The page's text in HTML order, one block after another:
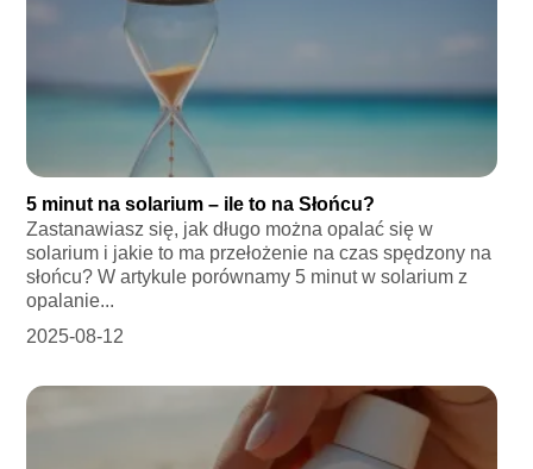
5 minut na solarium – ile to na Słońcu?
Zastanawiasz się, jak długo można opalać się w
solarium i jakie to ma przełożenie na czas spędzony na
słońcu? W artykule porównamy 5 minut w solarium z
opalanie...
2025-08-12